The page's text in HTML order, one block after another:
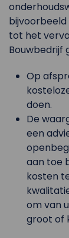
tot het
Bouwbedrijf
Op
doen.
De
een
aan toe
kosten
om van
groot of